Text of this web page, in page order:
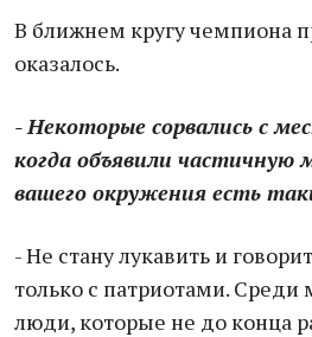
В ближнем кругу чемпиона
оказалось.
- Некоторые сорвались с
когда объявили частичную
вашего окружения есть
- Не стану лукавить и
только с патриотами. Среди
люди, которые не до конца